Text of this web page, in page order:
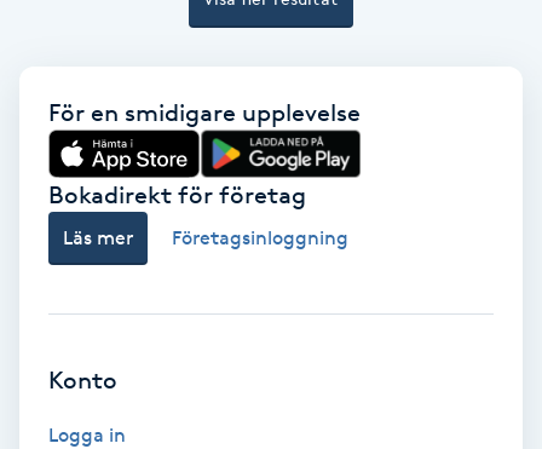
LED-ljusterapi
Liktornar
LPG-behandling
LPG-massage
För en smidigare upplevelse
Bokadirekt för företag
Läs mer Företagsinloggning
Konto
Logga in